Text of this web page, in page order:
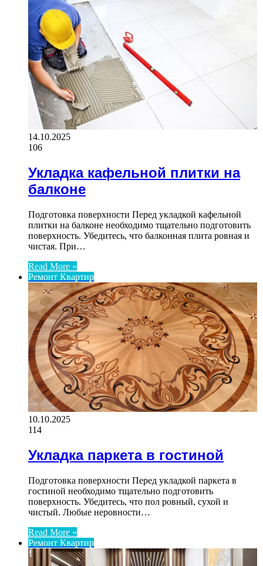
14.10.2025
106
Укладка кафельной плитки на
балконе
Подготовка поверхности Перед укладкой кафельной
плитки на балконе необходимо тщательно подготовить
поверхность. Убедитесь, что балконная плита ровная и
чистая. При…
Read More »
Ремонт Квартир
10.10.2025
114
Укладка паркета в гостиной
Подготовка поверхности Перед укладкой паркета в
гостиной необходимо тщательно подготовить
поверхность. Убедитесь, что пол ровный, сухой и
чистый. Любые неровности…
Read More »
Ремонт Квартир